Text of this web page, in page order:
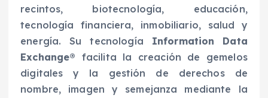
recintos, biotecnología, educación,
tecnología financiera, inmobiliario, salud y
energía. Su tecnología Information Data
Exchange® facilita la creación de gemelos
digitales y la gestión de derechos de
nombre, imagen y semejanza mediante la